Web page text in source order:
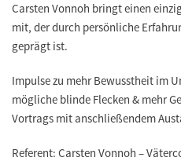
Carsten Vonnoh bringt einen
mit, der durch persönliche
geprägt ist.
Impulse zu mehr Bewusstheit im
mögliche blinde Flecken & mehr
Vortrags mit anschließendem
Referent: Carsten Vonnoh –